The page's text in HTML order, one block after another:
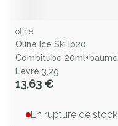
oline
Oline Ice Ski Ip20
Combitube 20ml+baume
Levre 3,2g
13,63 €
En rupture de stock